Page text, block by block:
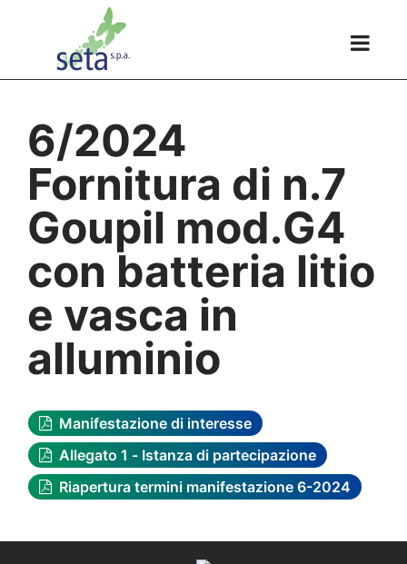
6/2024
Fornitura di n.7
Goupil mod.G4
con batteria litio
e vasca in
alluminio
Manifestazione di interesse
Allegato 1 - Istanza di partecipazione
Riapertura termini manifestazione 6-2024